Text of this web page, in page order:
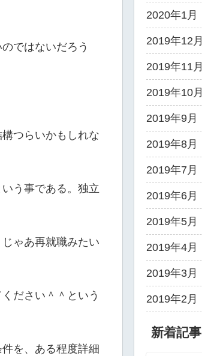
ではないだろう
つらいかもしれな
う事である。独立
ゃあ再就職みたい
ださい＾＾という
を、ある程度詳細
2020年1月
2019年12月
2019年11月
2019年10月
2019年9月
2019年8月
2019年7月
2019年6月
2019年5月
2019年4月
2019年3月
2019年2月
新着記事